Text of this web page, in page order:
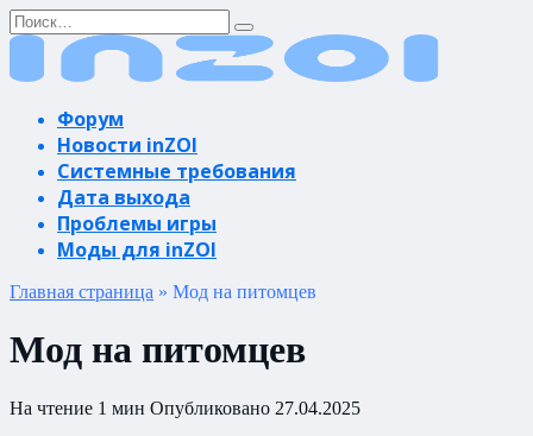
Перейти
к
содержанию
Search
for:
Форум
Новости inZOI
Системные требования
Дата выхода
Проблемы игры
Моды для inZOI
Главная страница » Мод на питомцев
Мод на питомцев
На чтение 1 мин Опубликовано 27.04.2025